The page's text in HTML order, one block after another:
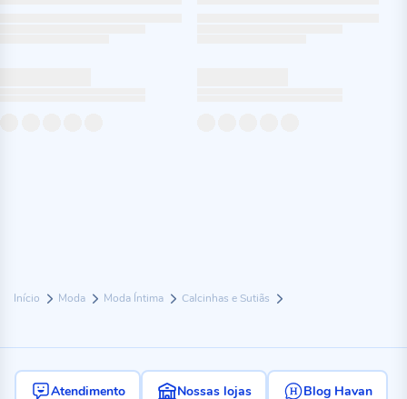
Início Moda Moda Íntima Calcinhas e Sutiãs
Atendimento Nossas lojas Blog Havan